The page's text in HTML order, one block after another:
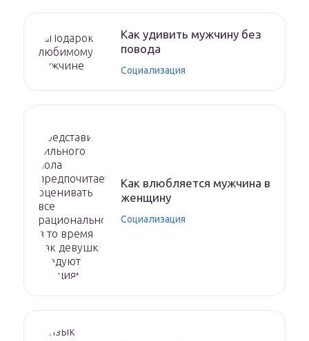
Как удивить мужчину без
повода
Социализация
Как влюбляется мужчина в
женщину
Социализация